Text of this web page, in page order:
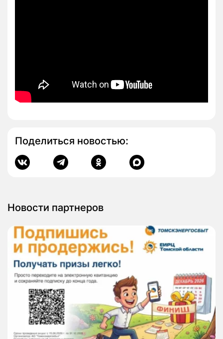
Поделиться новостью:
Новости партнеров